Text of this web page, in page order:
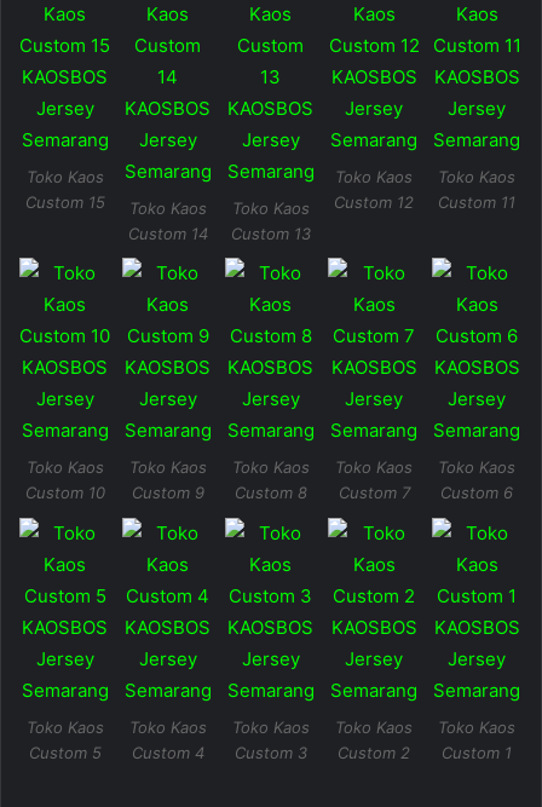
Toko Kaos
Custom 15
Toko Kaos
Custom 14
Toko Kaos
Custom 13
Toko Kaos
Custom 12
Toko Kaos
Custom 11
Toko Kaos
Custom 10
Toko Kaos
Custom 9
Toko Kaos
Custom 8
Toko Kaos
Custom 7
Toko Kaos
Custom 6
Toko Kaos
Custom 5
Toko Kaos
Custom 4
Toko Kaos
Custom 3
Toko Kaos
Custom 2
Toko Kaos
Custom 1